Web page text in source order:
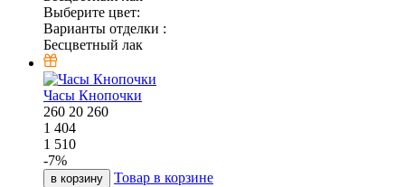
Выберите цвет:
Варианты отделки :
Бесцветный лак
Часы Кнопочки
260 20 260
1 404
1 510
-7%
в корзину Товар в корзине